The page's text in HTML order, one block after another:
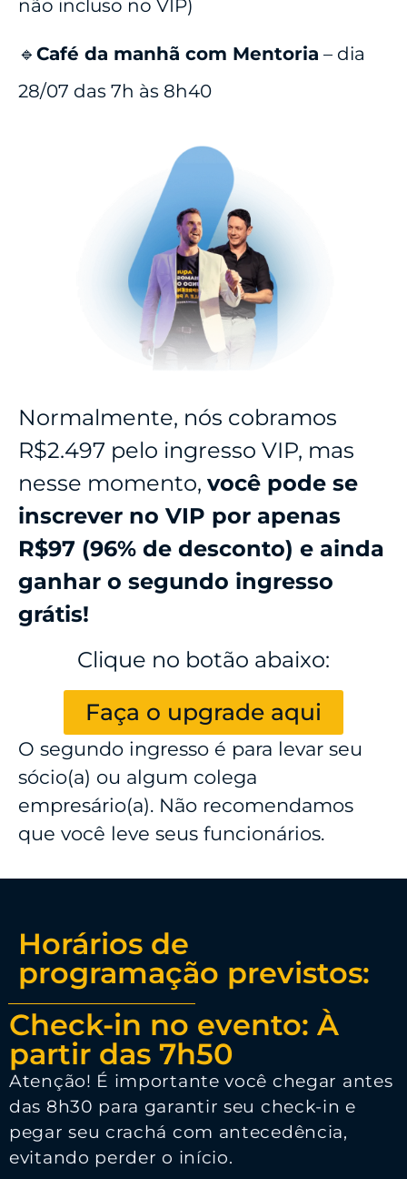
não incluso no VIP)
🔹 Café da manhã com Mentoria – dia
28/07 das 7h às 8h40
Normalmente, nós cobramos
R$2.497 pelo ingresso VIP, mas
nesse momento, você pode se
inscrever no VIP por apenas
R$97 (96% de desconto) e ainda
ganhar o segundo ingresso
grátis!
Clique no botão abaixo:
Faça o upgrade aqui
O segundo ingresso é para levar seu
sócio(a) ou algum colega
empresário(a). Não recomendamos
que você leve seus funcionários.
Horários de
programação previstos:
Check-in no evento: À
partir das 7h50
Atenção! É importante você chegar antes
das 8h30 para garantir seu check-in e
pegar seu crachá com antecedência,
evitando perder o início.